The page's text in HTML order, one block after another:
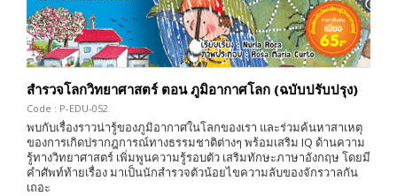
สำรวจโลกวิทยาศาสตร์ ตอน ภูมิอากาศโลก (ฉบับปรับปรุง)
Code : P-EDU-052
พบกับเรื่องราวน่ารู้ของภูมิอากาศในโลกของเรา และร่วมค้นหาสาเหตุ
ของการเกิดปรากฎการณ์ทางธรรมชาติต่างๆ พร้อมเสริม IQ ด้านความ
รู้ทางวิทยาศาสตร์ เพิ่มพูนความรู้รอบตัว เสริมทักษะภาษาอังกฤษ โดยมี
คำศัพท์ท้ายเรื่อง มาเป็นนักสำรวจตัวน้อยไขความลับของจักรวาลกัน
เถอะ